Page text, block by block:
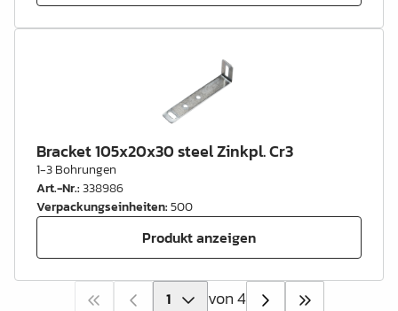
Bracket 105x20x30 steel Zinkpl. Cr3
1-3 Bohrungen
Art.-Nr.:338986
Verpackungseinheiten:500
Produkt anzeigen
von 4